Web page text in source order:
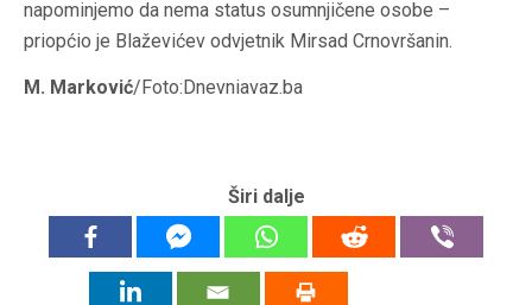
napominjemo da nema status osumnjičene osobe –
priopćio je Blaževićev odvjetnik Mirsad Crnovršanin.
M. Marković/Foto:Dnevniavaz.ba
Širi dalje